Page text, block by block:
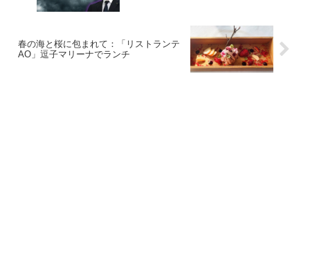
春の海と桜に包まれて：「リストランテ
AO」逗子マリーナでランチ